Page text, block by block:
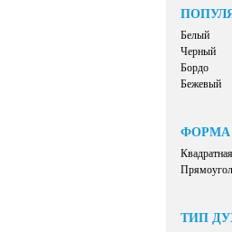
Белый
Черный
Бордо
Бежевый
ФОРМА
Квадратная
ТИП